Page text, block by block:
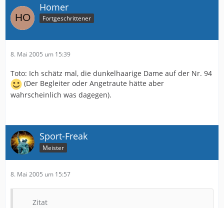
Homer
Fortgeschrittener
8. Mai 2005 um 15:39
Toto: Ich schätz mal, die dunkelhaarige Dame auf der Nr. 94
(Der Begleiter oder Angetraute hätte aber
wahrscheinlich was dagegen).
Sport-Freak
Meister
8. Mai 2005 um 15:57
Zitat